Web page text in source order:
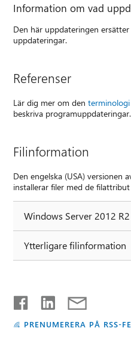
Information om vad
Den här uppdateringen
uppdateringar.
Referenser
Lär dig mer om denterminologi
beskriva programuppdateringar.
Filinformation
Den engelska (USA) versionen
installerar filer med de
Windows Server 2012 R2
Ytterligare filinformation
PRENUMERERA PÅ RSS-